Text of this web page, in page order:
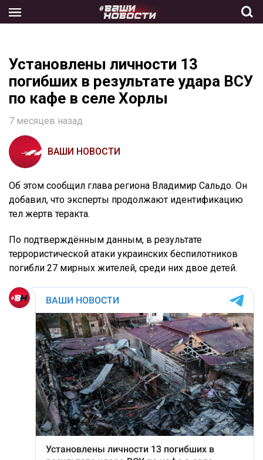
the
Установлены личности 13
погибших в результате удара ВСУ
по кафе в селе Хорлы
7 месяцев назад
ВАШИ НОВОСТИ
Об этом сообщил глава региона Владимир Сальдо. Он
добавил, что эксперты продолжают идентификацию
тел жертв теракта.
По подтверждённым данным, в результате
террористической атаки украинских беспилотников
погибли 27 мирных жителей, среди них двое детей.